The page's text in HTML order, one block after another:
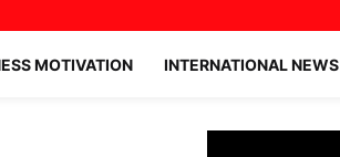
MOTIVATION INTERNATIONAL NEWS